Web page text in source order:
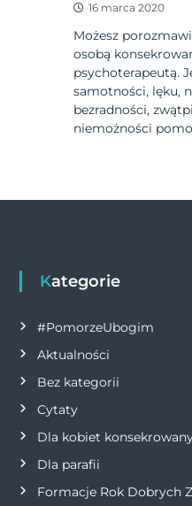
16 marca 2020
Możesz
osobą
psychoterapeutą.
samotności, lęku,
bezradności,
niemożności
Kategorie
#PomorzeUbogim
Aktualności
Bez kategorii
Cytaty
Dla kobiet
Dla parafii
Formacje Rok Dobrych